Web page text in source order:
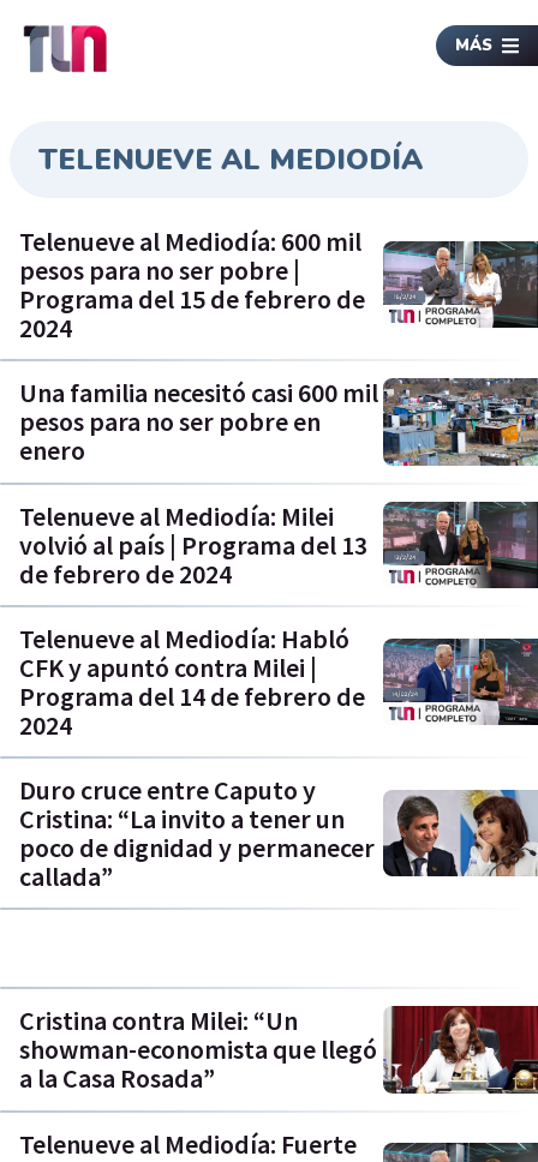
MÁS
TELENUEVE AL MEDIODÍA
Telenueve al Mediodía: 600 mil
pesos para no ser pobre |
Programa del 15 de febrero de
2024
Una familia necesitó casi 600 mil
pesos para no ser pobre en
enero
Telenueve al Mediodía: Milei
volvió al país | Programa del 13
de febrero de 2024
Telenueve al Mediodía: Habló
CFK y apuntó contra Milei |
Programa del 14 de febrero de
2024
Duro cruce entre Caputo y
Cristina: “La invito a tener un
poco de dignidad y permanecer
callada”
Cristina contra Milei: “Un
showman-economista que llegó
a la Casa Rosada”
Telenueve al Mediodía: Fuerte